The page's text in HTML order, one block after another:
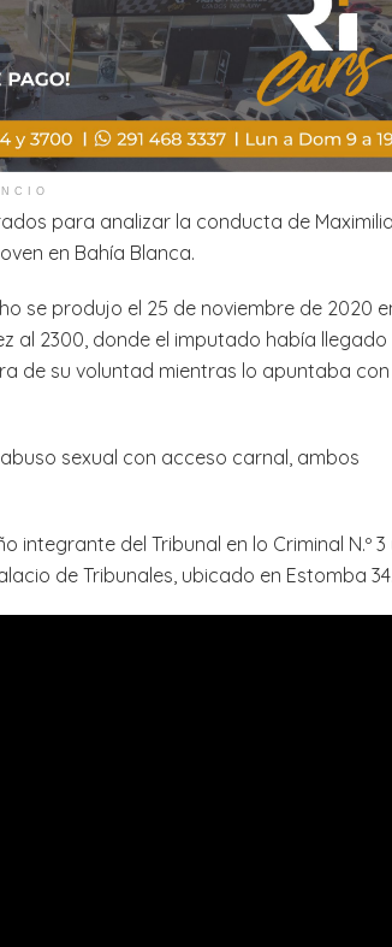
para analizar la conducta de
en Bahía Blanca.
se produjo el 25 de noviembre de 2020
al 2300, donde el imputado había llegado
de su voluntad mientras lo apuntaba con
sexual con acceso carnal, ambos
integrante del Tribunal en lo Criminal N.º 3
de Tribunales, ubicado en Estomba 34.